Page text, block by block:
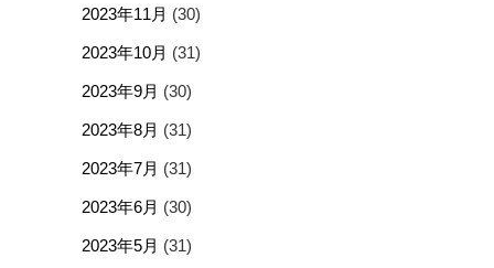
2023年11月 (30)
2023年10月 (31)
2023年9月 (30)
2023年8月 (31)
2023年7月 (31)
2023年6月 (30)
2023年5月 (31)